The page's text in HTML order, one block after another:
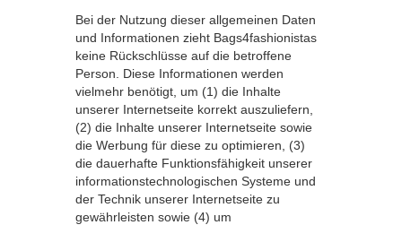
Bei der Nutzung dieser allgemeinen Daten
und Informationen zieht Bags4fashionistas
keine Rückschlüsse auf die betroffene
Person. Diese Informationen werden
vielmehr benötigt, um (1) die Inhalte
unserer Internetseite korrekt auszuliefern,
(2) die Inhalte unserer Internetseite sowie
die Werbung für diese zu optimieren, (3)
die dauerhafte Funktionsfähigkeit unserer
informationstechnologischen Systeme und
der Technik unserer Internetseite zu
gewährleisten sowie (4) um